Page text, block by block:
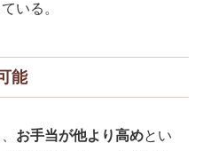
いる。
能
お手当が他より高めとい